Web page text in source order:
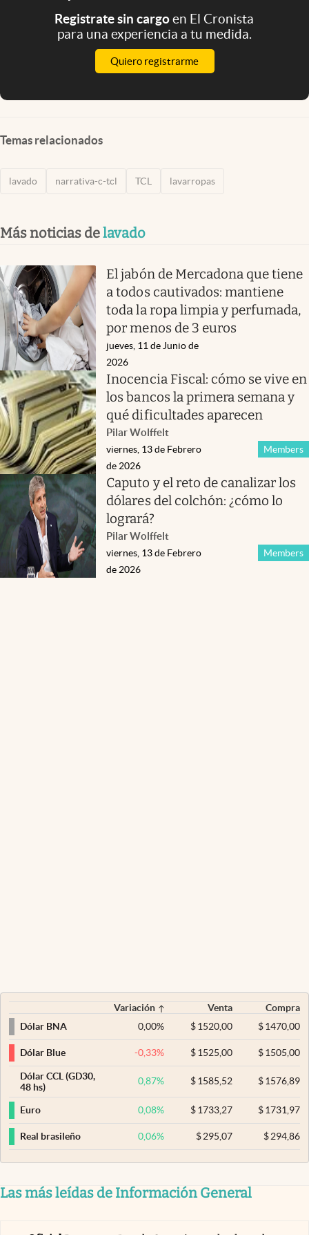
Registrate sin cargoen El Cronista
para una experiencia a tu medida.
Quiero registrarme
Temas relacionados
lavado narrativa-c-tcl TCL lavarropas
Más noticias delavado
El jabón de Mercadona que tiene
a todos cautivados: mantiene
toda la ropa limpia y perfumada,
por menos de 3 euros
jueves, 11 de Junio de
2026
Inocencia Fiscal: cómo se vive en
los bancos la primera semana y
qué dificultades aparecen
Pilar Wolffelt
Members
viernes, 13 de Febrero
de 2026
Caputo y el reto de canalizar los
dólares del colchón: ¿cómo lo
logrará?
Pilar Wolffelt
Members
viernes, 13 de Febrero
de 2026
Variación Venta
Compra
Dólar BNA
0,00% $ 1520,00 $1470,00
Dólar Blue -0,33% $ 1525,00 $1505,00
Dólar CCL (GD30,
48 hs)
0,87% $ 1585,52 $1576,89
Euro 0,08% $ 1733,27 $1731,97
Real brasileño 0,06% $ 295,07 $294,86
Las más leídas de Información General